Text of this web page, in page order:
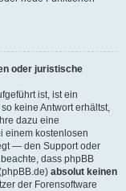
oder juristische
ist, ist ein
keine Antwort erhältst,
dazu eine
einem kostenlosen
— den Support oder
dass phpBB
absolut keinen
der Forensoftware